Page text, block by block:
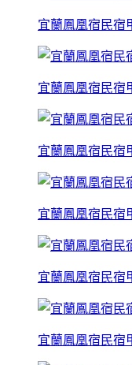
宜蘭鳳凰宿民宿
宜蘭鳳凰宿民宿
宜蘭鳳凰宿民宿
宜蘭鳳凰宿民宿
宜蘭鳳凰宿民宿
宜蘭鳳凰宿民宿